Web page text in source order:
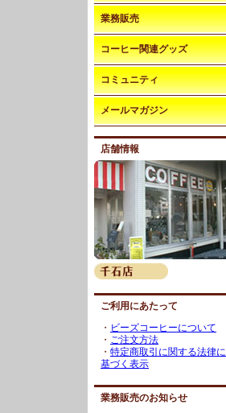
業務販売
コーヒー関連グッズ
コミュニティ
メールマガジン
店舗情報
ご利用にあたって
・ ビーズコーヒーについて
・ ご注文方法
・ 特定商取引に関する法律に
基づく表示
業務販売のお知らせ